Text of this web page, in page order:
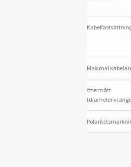
Maximal
Yttermått
(diameter x